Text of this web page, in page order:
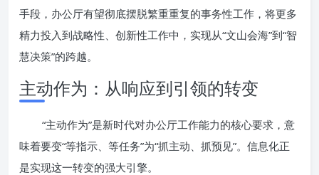
手段，办公厅有望彻底摆脱繁重重复的事务性工作，将更多
精力投入到战略性、创新性工作中，实现从“文山会海”到“智
慧决策”的跨越。
主动作为：从响应到引领的转变
“主动作为”是新时代对办公厅工作能力的核心要求，意
味着要变“等指示、等任务”为“抓主动、抓预见”。信息化正
是实现这一转变的强大引擎。